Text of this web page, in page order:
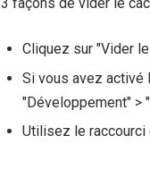
3 façons de vider le
Cliquez sur "Vider
Si vous avez activé
"Développement" >
Utilisez le raccourci